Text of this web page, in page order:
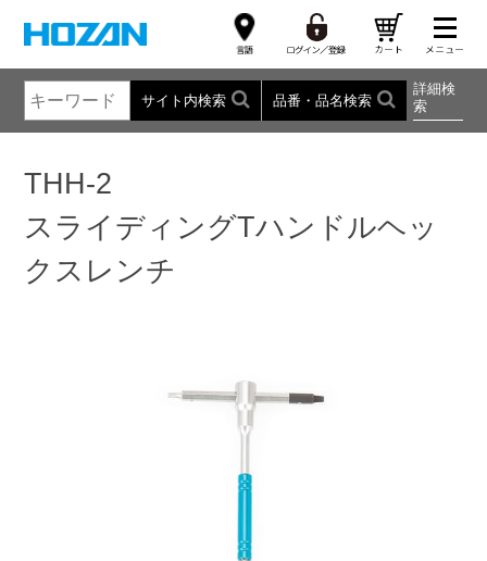
サイト内検索 品番・品名検索
詳細検
索
THH-2
スライディングTハンドルヘッ
クスレンチ